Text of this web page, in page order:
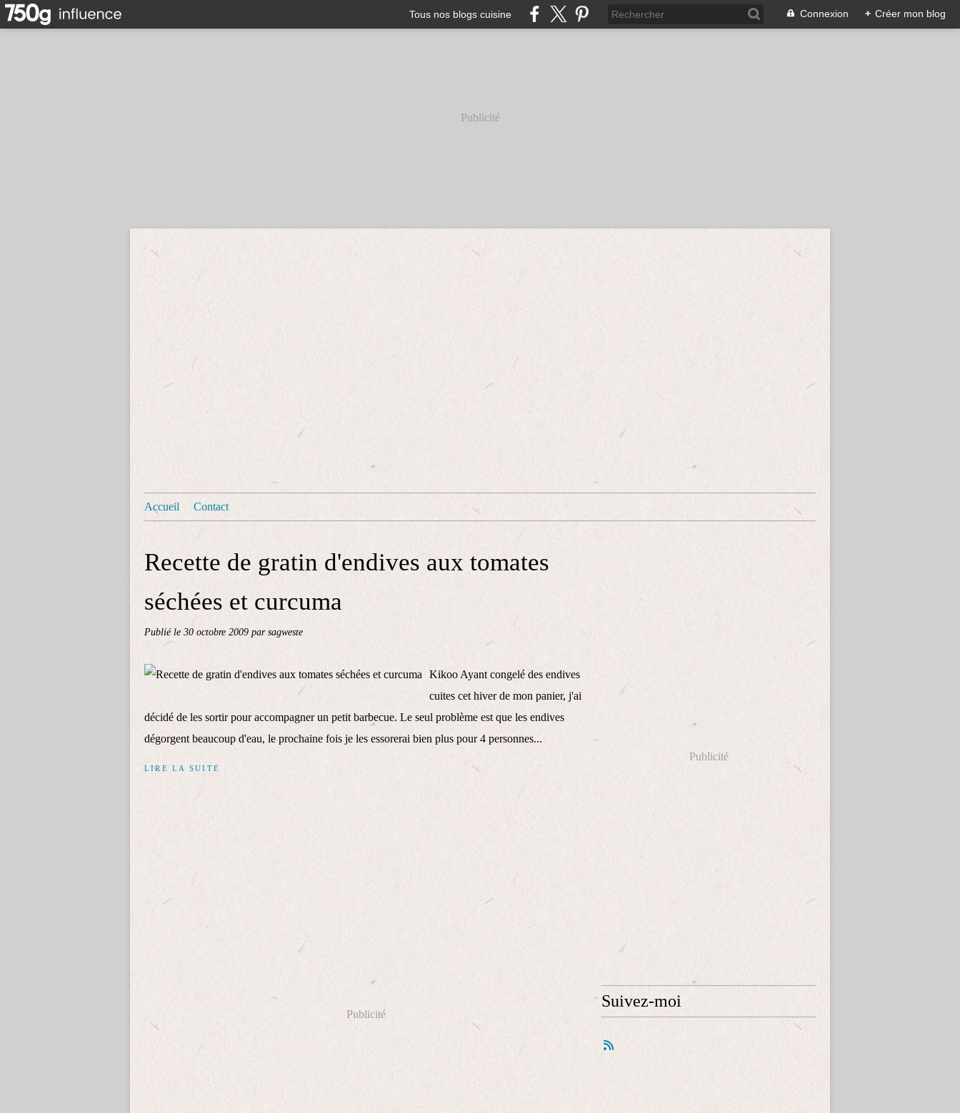
Tous nos blogs cuisine Connexion + Créer mon blog
Publicité
Accueil Contact
Recette de gratin d'endives aux tomates
séchées et curcuma
Publié le 30 octobre 2009 par sagweste
Kikoo Ayant congelé des endives
cuites cet hiver de mon panier, j'ai
décidé de les sortir pour accompagner un petit barbecue. Le seul problème est que les endives
dégorgent beaucoup d'eau, le prochaine fois je les essorerai bien plus pour 4 personnes...
LIRE LA SUITE
Publicité
Publicité
Suivez-moi